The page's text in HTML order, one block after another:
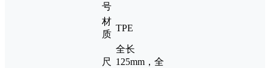
号
材
质
TPE
尺
全长
125mm，全